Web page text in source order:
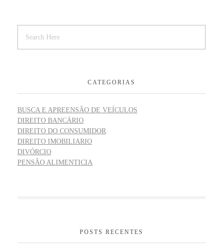
CATEGORIAS
BUSCA E APREENSÃO DE VEÍCULOS
DIREITO BANCÁRIO
DIREITO DO CONSUMIDOR
DIREITO IMOBILIARIO
DIVÓRCIO
PENSÃO ALIMENTICIA
POSTS RECENTES